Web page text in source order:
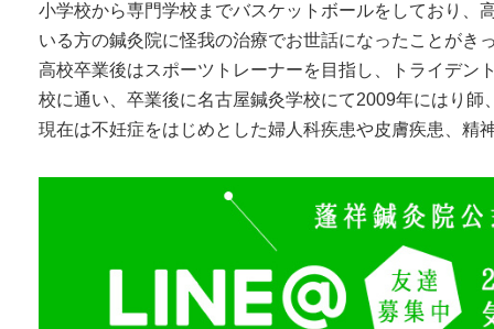
小学校から専門学校までバスケットボールをしており、
いる方の鍼灸院に怪我の治療でお世話になったことがき
高校卒業後はスポーツトレーナーを目指し、トライデ
校に通い、卒業後に名古屋鍼灸学校にて2009年にはり
現在は不妊症をはじめとした婦人科疾患や皮膚疾患、精